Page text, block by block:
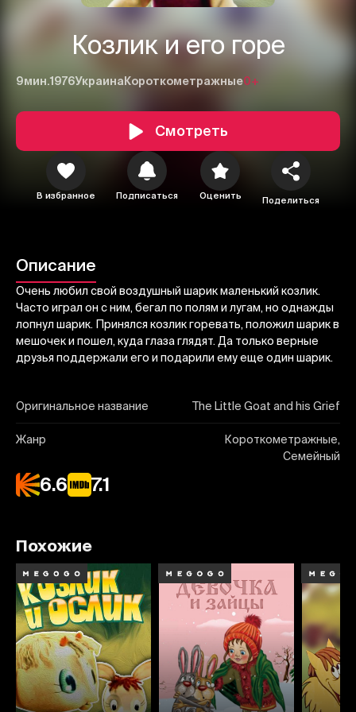
Козлик и его горе
9мин.1976Украина Короткометражные0+
Смотреть
В избранное Подписаться Оценить Поделиться
Описание
Очень любил свой воздушный шарик маленький козлик.
Часто играл он с ним, бегал по полям и лугам, но однажды
лопнул шарик. Принялся козлик горевать, положил шарик в
мешочек и пошел, куда глаза глядят. Да только верные
друзья поддержали его и подарили ему еще один шарик.
Оригинальное название The Little Goat and his Grief
Жанр
Короткометражные,
Семейный
6.6 7.1
1 2 3
Похожие